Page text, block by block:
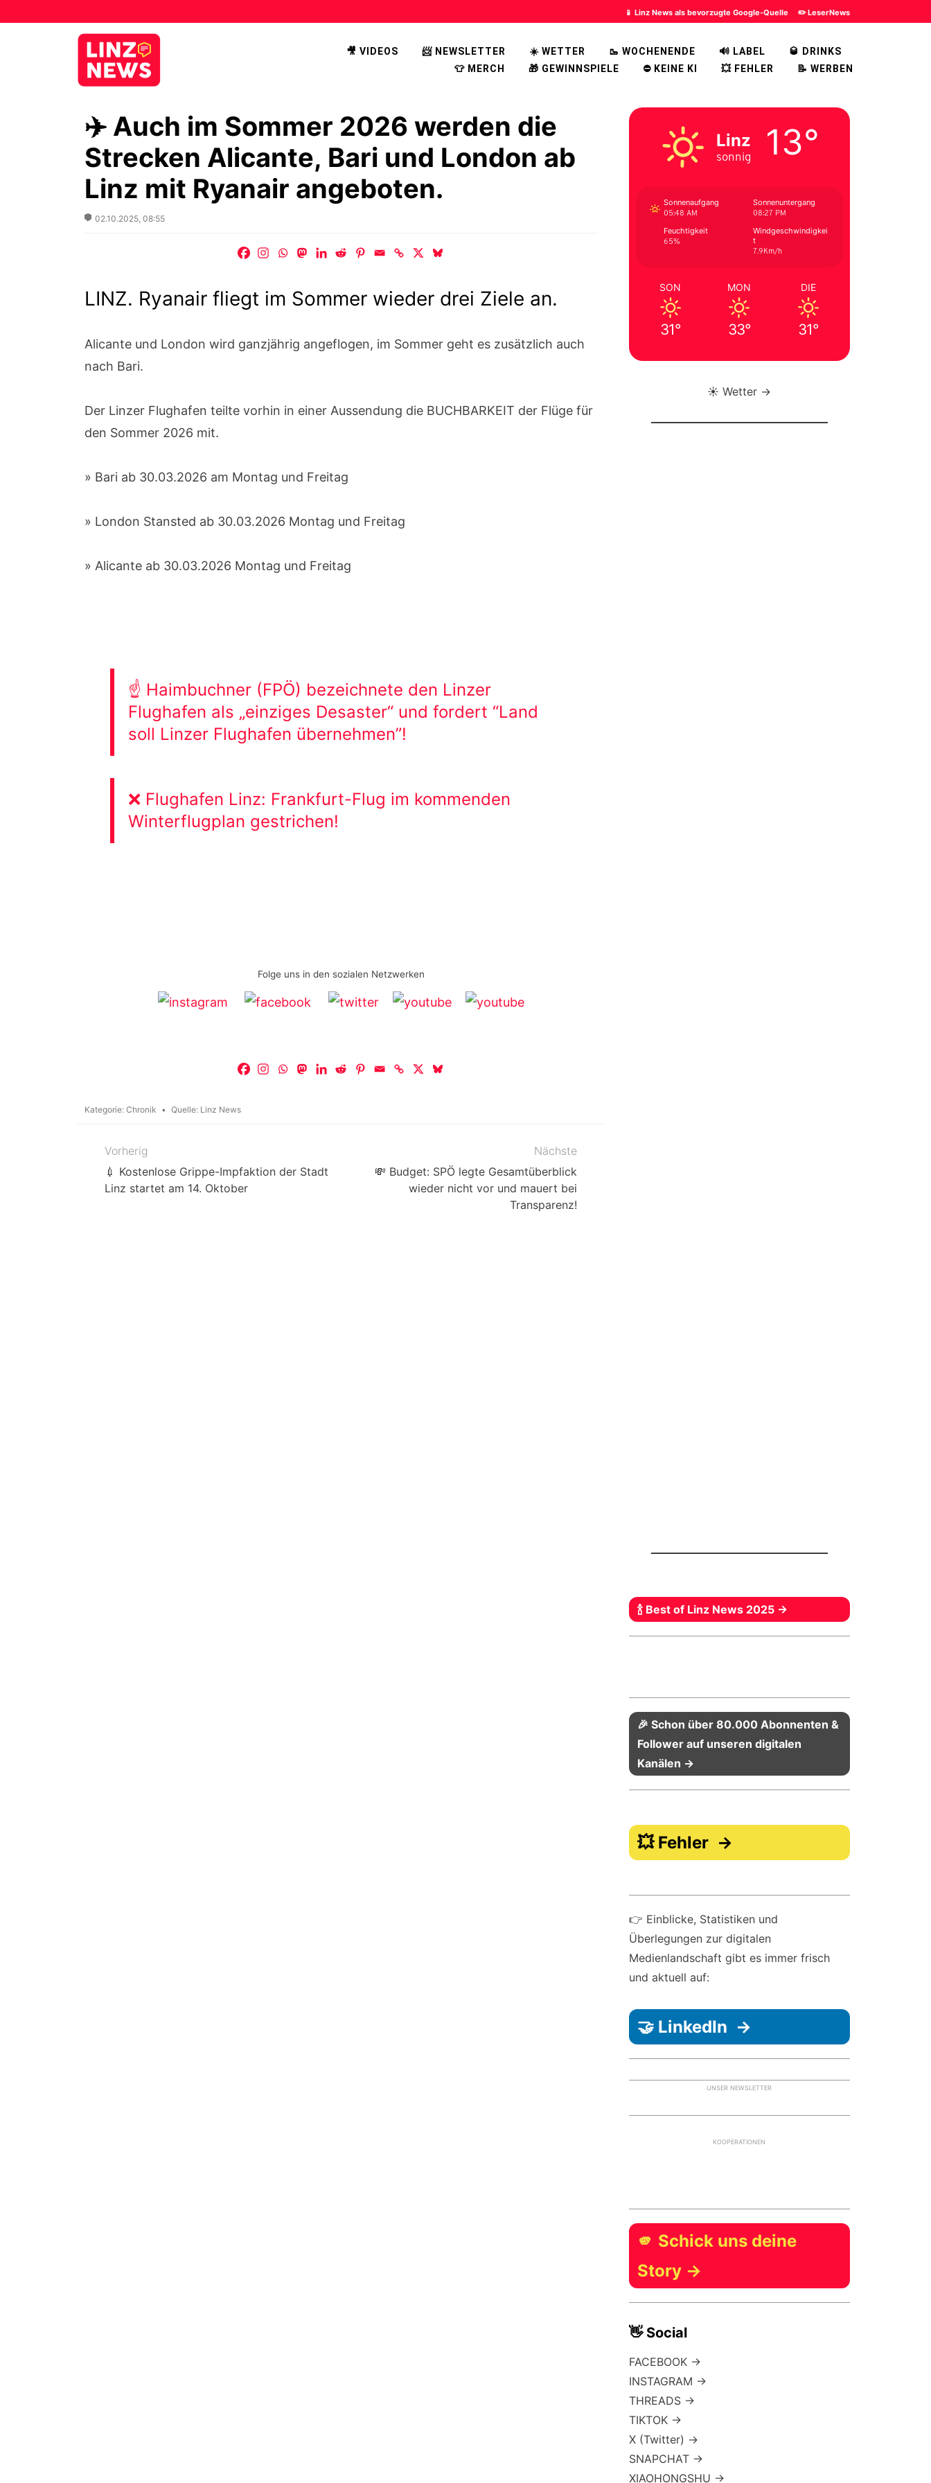
📱 Linz News als bevorzugte Google-Quelle ✏️ LeserNews
🎥 VIDEOS 📨 NEWSLETTER ☀️ WETTER 🥾 WOCHENENDE 🔊 LABEL
🥃 DRINKS
👕 MERCH
🎁 GEWINNSPIELE ⛔ KEINE KI 💥 FEHLER 📝 WERBEN
✈️ Auch im Sommer 2026 werden die
Strecken Alicante, Bari und London ab
Linz mit Ryanair angeboten.
Posted
02.10.2025, 08:55
LINZ. Ryanair fliegt im Sommer wieder drei Ziele an.
Alicante und London wird ganzjährig angeflogen, im Sommer geht es zusätzlich auch
nach Bari.
Der Linzer Flughafen teilte vorhin in einer Aussendung die BUCHBARKEIT der Flüge für
den Sommer 2026 mit.
» Bari ab 30.03.2026 am Montag und Freitag
» London Stansted ab 30.03.2026 Montag und Freitag
» Alicante ab 30.03.2026 Montag und Freitag
☝️ Haimbuchner (FPÖ) bezeichnete den Linzer
Flughafen als „einziges Desaster“ und fordert “Land
soll Linzer Flughafen übernehmen”!
❌ Flughafen Linz: Frankfurt-Flug im kommenden
Winterflugplan gestrichen!
Folge uns in den sozialen Netzwerken
Kategorie: Chronik Quelle: Linz News
Beitragsnavigation
Vorherig
💉 Kostenlose Grippe-Impfaktion der Stadt
Linz startet am 14. Oktober
Nächste
💸 Budget: SPÖ legte Gesamtüberblick
wieder nicht vor und mauert bei
Transparenz!
Linz
sonnig 13°
Sonnenaufgang
05:48 AM
Sonnenuntergang
08:27 PM
Feuchtigkeit
65%
Windgeschwindigkei
t
7.9Km/h
SON
31°
MON
33°
DIE
31°
☀️ Wetter →
🍾 Best of Linz News 2025 →
🎉 Schon über 80.000 Abonnenten &
Follower auf unseren digitalen
Kanälen →
💥 Fehler →
👉 Einblicke, Statistiken und
Überlegungen zur digitalen
Medienlandschaft gibt es immer frisch
und aktuell auf:
🤝 LinkedIn →
UNSER NEWSLETTER
KOOPERATIONEN
🫵 Schick uns deine
Story →
👋 Social
FACEBOOK →
INSTAGRAM →
THREADS →
TIKTOK →
X (Twitter) →
SNAPCHAT →
XIAOHONGSHU →